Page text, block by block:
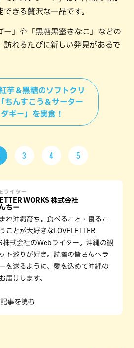
きる贅沢な一品です。
ー」や「黒糖黒蜜きなこ」などの
訪れるたびに新しい発見があるで
芋＆黒糖のソフトクリ
ちんすこう＆サーター
ギー」を実食！
3 4 5
ライター
WORKS 株式会社
ちー
れ沖縄育ち。食べること・寝るこ
ことが大好きなLOVELETTER
株式会社のWebライター。沖縄の観
ト巡りが好き。読者の皆さんへラ
を送るように、愛を込めて沖縄の
届けします。
事を読む